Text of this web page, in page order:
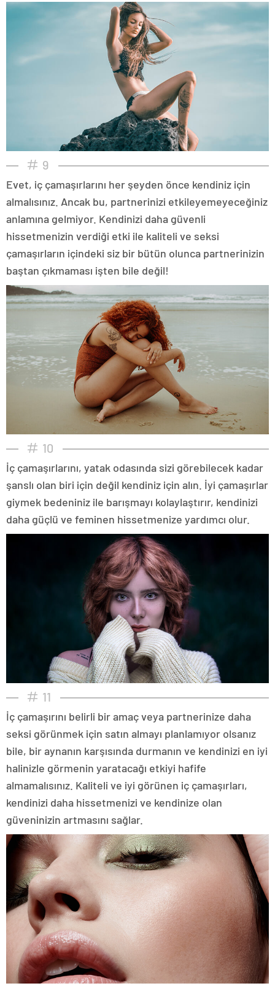
9
Evet, iç çamaşırlarını her şeyden önce kendiniz için
almalısınız. Ancak bu, partnerinizi etkileyemeyeceğiniz
anlamına gelmiyor. Kendinizi daha güvenli
hissetmenizin verdiği etki ile kaliteli ve seksi
çamaşırların içindeki siz bir bütün olunca partnerinizin
baştan çıkmaması işten bile değil!
10
İç çamaşırlarını, yatak odasında sizi görebilecek kadar
şanslı olan biri için değil kendiniz için alın. İyi çamaşırlar
giymek bedeniniz ile barışmayı kolaylaştırır, kendinizi
daha güçlü ve feminen hissetmenize yardımcı olur.
11
İç çamaşırını belirli bir amaç veya partnerinize daha
seksi görünmek için satın almayı planlamıyor olsanız
bile, bir aynanın karşısında durmanın ve kendinizi en iyi
halinizle görmenin yaratacağı etkiyi hafife
almamalısınız. Kaliteli ve iyi görünen iç çamaşırları,
kendinizi daha hissetmenizi ve kendinize olan
güveninizin artmasını sağlar.